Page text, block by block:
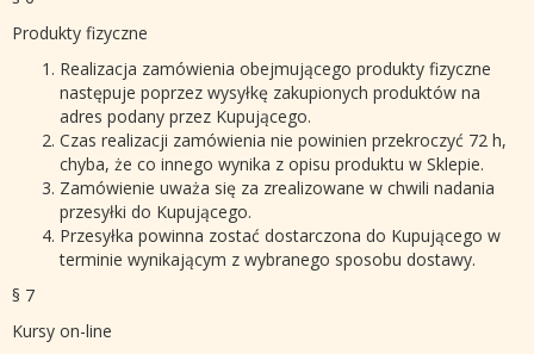
Produkty fizyczne
Realizacja zamówienia obejmującego produkty fizyczne
następuje poprzez wysyłkę zakupionych produktów na
adres podany przez Kupującego.
Czas realizacji zamówienia nie powinien przekroczyć 72 h,
chyba, że co innego wynika z opisu produktu w Sklepie.
Zamówienie uważa się za zrealizowane w chwili nadania
przesyłki do Kupującego.
Przesyłka powinna zostać dostarczona do Kupującego w
terminie wynikającym z wybranego sposobu dostawy.
§ 7
Kursy on-line